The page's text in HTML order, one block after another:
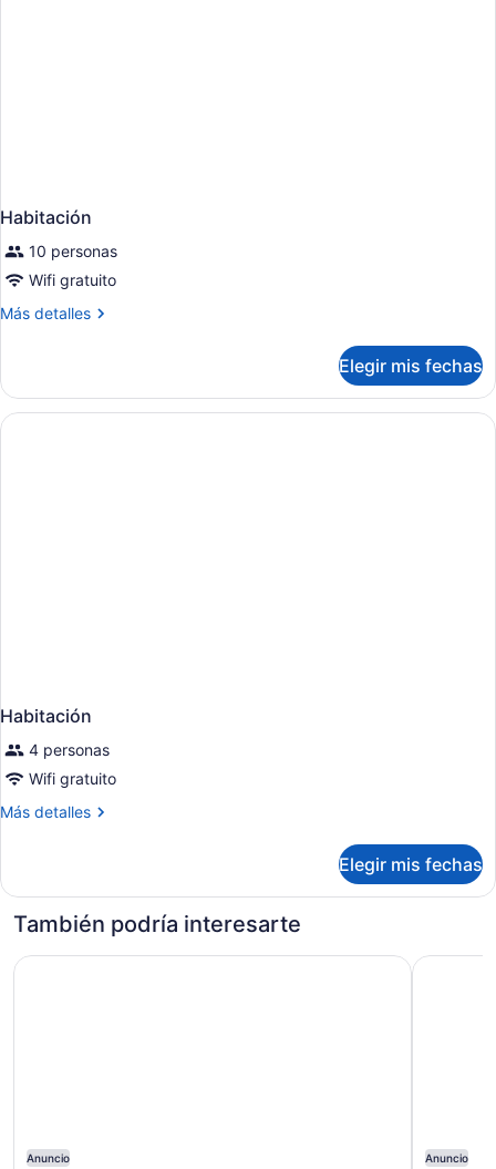
Habitación
10 personas
Wifi gratuito
Más detalles
Más
Elegir mis fechas
Habitación
4 personas
Wifi gratuito
Más detalles
Más
Elegir mis fechas
También podría interesarte
Anuncio
SafiraBlu Luxury Resort & Villas
Anuncio
Ycona